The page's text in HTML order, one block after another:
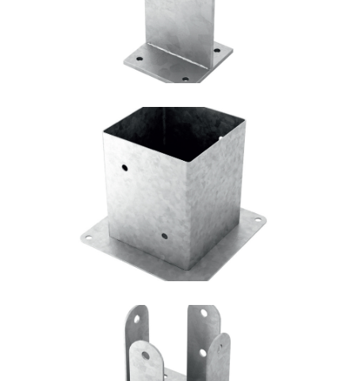
Portapilastro TYP F50
ROTHOBLAAS
Portapilastro TYP F51